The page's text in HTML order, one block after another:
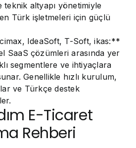
altyapı yönetimiyle
Türk işletmeleri için güçlü
IdeaSoft, T-Soft, ikas:**
SaaS çözümleri arasında yer
segmentlere ve ihtiyaçlara
Genellikle hızlı kurulum,
ve Türkçe destek
E-Ticaret
Rehberi